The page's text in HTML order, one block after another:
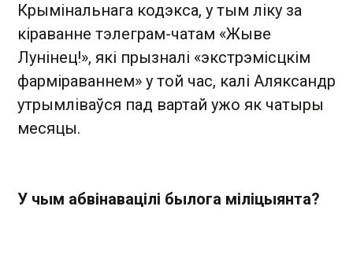
Крымінальнага кодэкса, у тым ліку за
кіраванне тэлеграм-чатам «Жыве
Лунінец!», які прызналі «экстрэмісцкім
фарміраваннем» у той час, калі Аляксандр
утрымліваўся пад вартай ужо як чатыры
месяцы.
У чым абвінавацілі былога міліцыянта?